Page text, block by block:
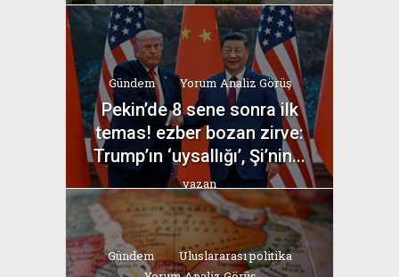
yazan
Bahri Ak
Gündem Yorum Analiz Görüş
Pekin’de 8 sene sonra ilk
temas! ezber bozan zirve:
Trump’ın ‘uysallığı’, Şi’nin...
yazan
Bahri Ak
Gündem
Uluslararası politika